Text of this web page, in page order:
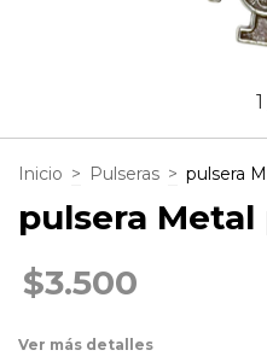
1
Inicio > Pulseras > pulsera
pulsera
$3.500
Ver más detalles